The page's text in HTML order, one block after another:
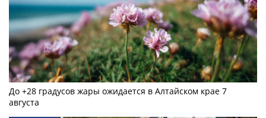
До +28 градусов жары ожидается в Алтайском крае 7
августа